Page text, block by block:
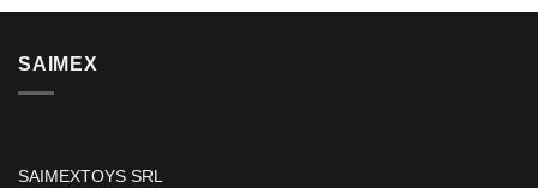
SAIMEX
SAIMEXTOYS SRL